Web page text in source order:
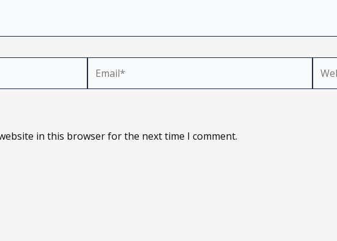
in this browser for the next time I comment.